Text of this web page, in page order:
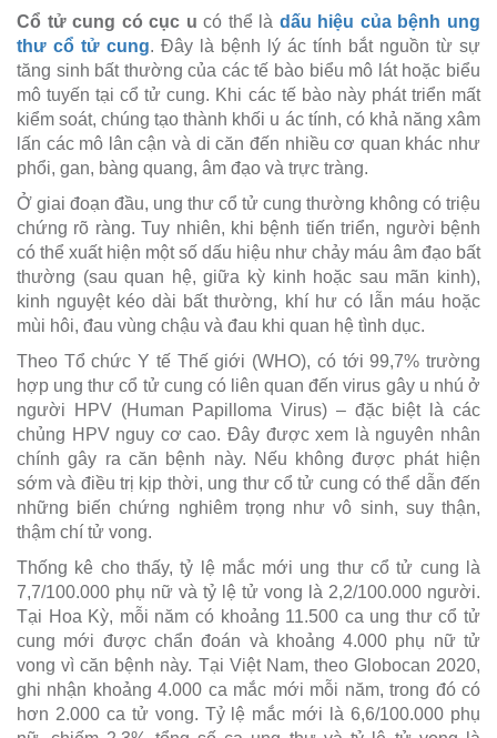
Cổ tử cung có cục u có thể là dấu hiệu của bệnh ung
thư cổ tử cung. Đây là bệnh lý ác tính bắt nguồn từ sự
tăng sinh bất thường của các tế bào biểu mô lát hoặc biểu
mô tuyến tại cổ tử cung. Khi các tế bào này phát triển mất
kiểm soát, chúng tạo thành khối u ác tính, có khả năng xâm
lấn các mô lân cận và di căn đến nhiều cơ quan khác như
phổi, gan, bàng quang, âm đạo và trực tràng.
Ở giai đoạn đầu, ung thư cổ tử cung thường không có triệu
chứng rõ ràng. Tuy nhiên, khi bệnh tiến triển, người bệnh
có thể xuất hiện một số dấu hiệu như chảy máu âm đạo bất
thường (sau quan hệ, giữa kỳ kinh hoặc sau mãn kinh),
kinh nguyệt kéo dài bất thường, khí hư có lẫn máu hoặc
mùi hôi, đau vùng chậu và đau khi quan hệ tình dục.
Theo Tổ chức Y tế Thế giới (WHO), có tới 99,7% trường
hợp ung thư cổ tử cung có liên quan đến virus gây u nhú ở
người HPV (Human Papilloma Virus) – đặc biệt là các
chủng HPV nguy cơ cao. Đây được xem là nguyên nhân
chính gây ra căn bệnh này. Nếu không được phát hiện
sớm và điều trị kịp thời, ung thư cổ tử cung có thể dẫn đến
những biến chứng nghiêm trọng như vô sinh, suy thận,
thậm chí tử vong.
Thống kê cho thấy, tỷ lệ mắc mới ung thư cổ tử cung là
7,7/100.000 phụ nữ và tỷ lệ tử vong là 2,2/100.000 người.
Tại Hoa Kỳ, mỗi năm có khoảng 11.500 ca ung thư cổ tử
cung mới được chẩn đoán và khoảng 4.000 phụ nữ tử
vong vì căn bệnh này. Tại Việt Nam, theo Globocan 2020,
ghi nhận khoảng 4.000 ca mắc mới mỗi năm, trong đó có
hơn 2.000 ca tử vong. Tỷ lệ mắc mới là 6,6/100.000 phụ